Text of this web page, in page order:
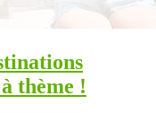
thème !